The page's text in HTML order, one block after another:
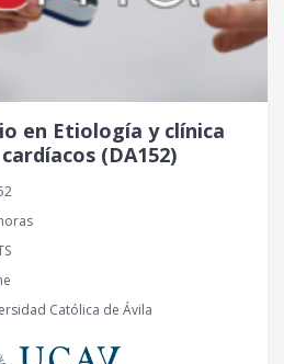
en Etiología y clínica
(DA152)
Católica de Ávila